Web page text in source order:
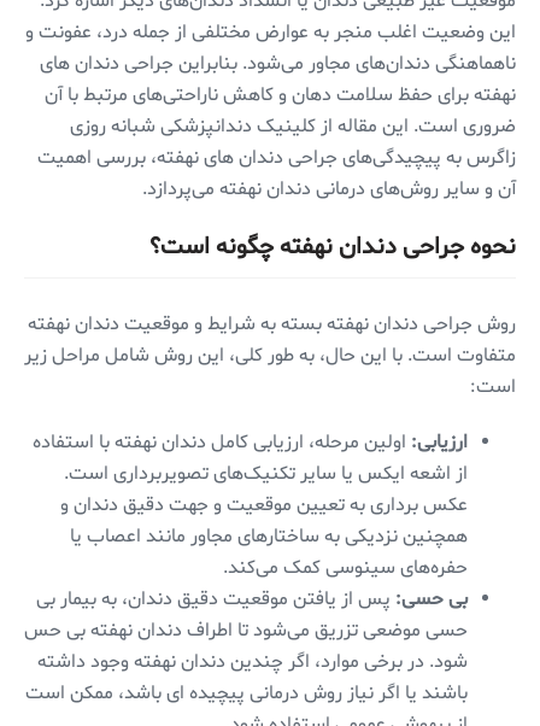
این وضعیت اغلب منجر به عوارض مختلفی از جمله درد، عفونت و
ناهماهنگی دندان‌های مجاور می‌شود. بنابراین جراحی دندان های
نهفته برای حفظ سلامت دهان و کاهش ناراحتی‌های مرتبط با آن
ضروری است. این مقاله از کلینیک دندانپزشکی شبانه روزی
زاگرس به پیچیدگی‌های جراحی دندان‌ های نهفته، بررسی اهمیت
آن و سایر روش‌های درمانی دندان نهفته می‌پردازد.
نحوه جراحی دندان نهفته چگونه است؟
روش جراحی دندان نهفته بسته به شرایط و موقعیت دندان نهفته
متفاوت است. با این حال، به طور کلی، این روش شامل مراحل زیر
است:
ارزیابی: اولین مرحله، ارزیابی کامل دندان نهفته با استفاده
از اشعه ایکس یا سایر تکنیک‌های تصویربرداری است.
عکس برداری به تعیین موقعیت و جهت دقیق دندان و
همچنین نزدیکی به ساختارهای مجاور مانند اعصاب یا
حفره‌های سینوسی کمک می‌کند.
بی حسی: پس از یافتن موقعیت دقیق دندان، به بیمار بی
حسی موضعی تزریق می‌شود تا اطراف دندان نهفته بی حس
شود. در برخی موارد، اگر چندین دندان نهفته وجود داشته
باشند یا اگر نیاز روش درمانی پیچیده ای باشد، ممکن است